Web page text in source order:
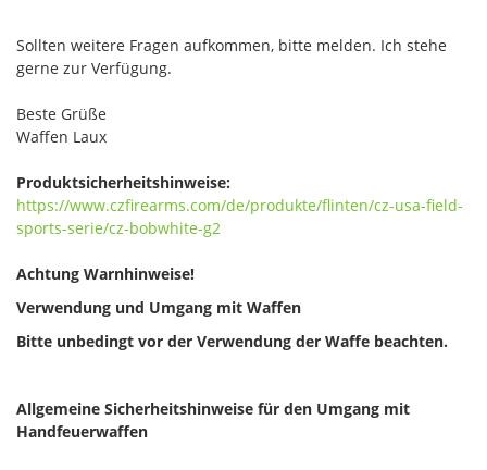
Sollten weitere Fragen aufkommen, bitte melden. Ich stehe
gerne zur Verfügung.
Beste Grüße
Waffen Laux
Produktsicherheitshinweise:
https://www.czfirearms.com/de/produkte/flinten/cz-usa-field-
sports-serie/cz-bobwhite-g2
Achtung Warnhinweise!
Verwendung und Umgang mit Waffen
Bitte unbedingt vor der Verwendung der Waffe beachten.
Allgemeine Sicherheitshinweise für den Umgang mit
Handfeuerwaffen